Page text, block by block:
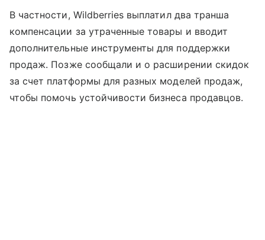
В частности, Wildberries выплатил два транша
компенсации за утраченные товары и вводит
дополнительные инструменты для поддержки
продаж. Позже сообщали и о расширении скидок
за счет платформы для разных моделей продаж,
чтобы помочь устойчивости бизнеса продавцов.